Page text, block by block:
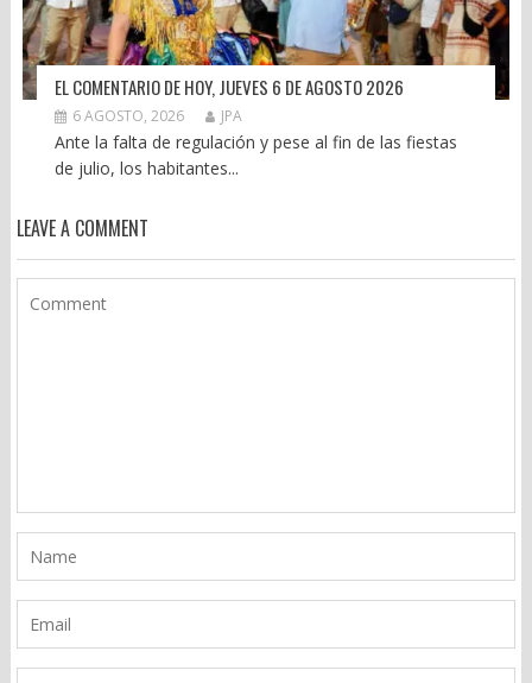
EL COMENTARIO DE HOY, JUEVES 6 DE AGOSTO 2026
6 AGOSTO, 2026 JPA
Ante la falta de regulación y pese al fin de las fiestas
de julio, los habitantes...
LEAVE A COMMENT